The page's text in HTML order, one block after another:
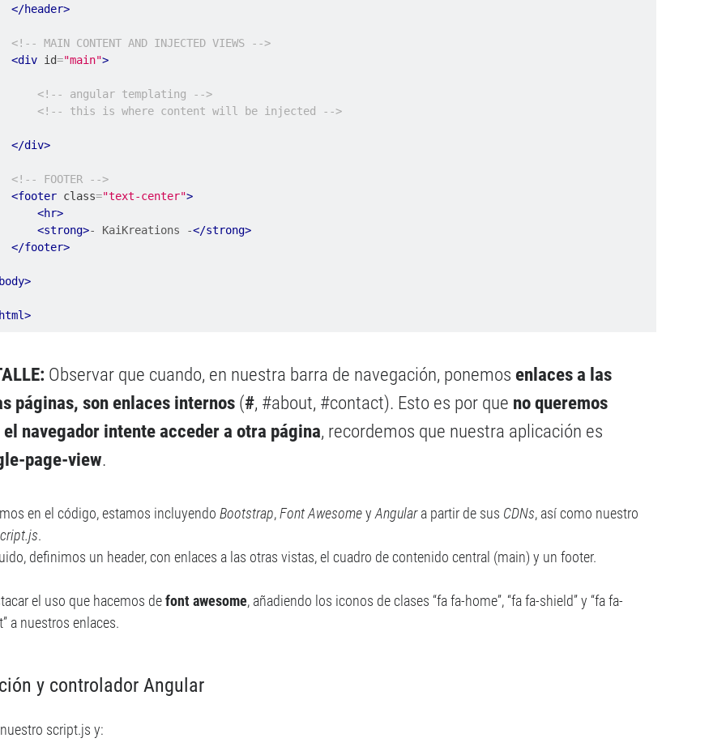
</header>
<!-- MAIN CONTENT AND INJECTED VIEWS -->
<div id="main">
<!-- angular templating -->
<!-- this is where content will be injected -->
</div>
<!-- FOOTER -->
<footer class="text-center">
<hr>
<strong>- KaiKreations -</strong>
</footer>
Observar que cuando, en nuestra barra de navegación, ponemosenlaces a las
páginas, son enlaces internos (#, #about, #contact). Esto es por que no queremos
el navegador intente acceder a otra página, recordemos que nuestra aplicación es
page-view.
en el código, estamos incluyendoBootstrap,Font AwesomeyAngulara partir de sus CDNs, así como nuestro
.
definimos un header, con enlaces a las otras vistas, el cuadro de contenido central (main) y un footer.
el uso que hacemos defont awesome, añadiendo los iconos de clases “fa fa-home”, “fa fa-shield” y “fa fa-
a nuestros enlaces.
y controlador Angular
script.js y: